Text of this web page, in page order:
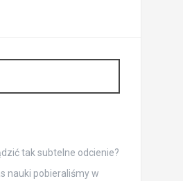
tak subtelne odcienie?
nauki pobieraliśmy w